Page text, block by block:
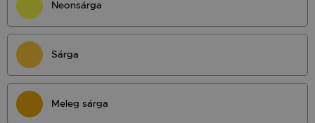
Neonsárga
Sárga
Meleg sárga